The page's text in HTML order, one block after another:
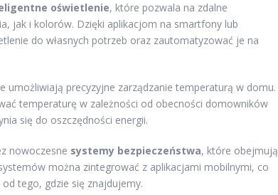
oświetlenie, które pozwala na zdalne
jak i kolorów. Dzięki aplikacjom na smartfony lub
do własnych potrzeb oraz zautomatyzować je na
umożliwiają precyzyjne zarządzanie temperaturą w domu.
temperaturę w zależności od obecności domowników
się do oszczędności energii.
nowoczesne systemy bezpieczeństwa, które obejmują
można zintegrować z aplikacjami mobilnymi, co
tego, gdzie się znajdujemy.